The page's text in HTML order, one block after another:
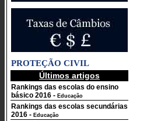
PROTEÇÃO CIVIL
Últimos artigos
Rankings das escolas do ensino
básico 2016 - Educação
Rankings das escolas secundárias
2016 - Educação